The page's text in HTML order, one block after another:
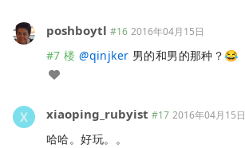
poshboytl #16 2016年04月15日
#7 楼 @qinjker 男的和男的那种？😂
xiaoping_rubyist #17 2016年04月15日
哈哈。好玩。。